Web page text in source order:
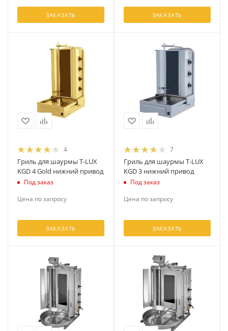
ЗАКАЗАТЬ ЗАКАЗАТЬ
4
Гриль для шаурмы T-LUX
KGD 4 Gold нижний привод
Под заказ
Цена по запросу
ЗАКАЗАТЬ
7
Гриль для шаурмы T-LUX
KGD 3 нижний привод
Под заказ
Цена по запросу
ЗАКАЗАТЬ